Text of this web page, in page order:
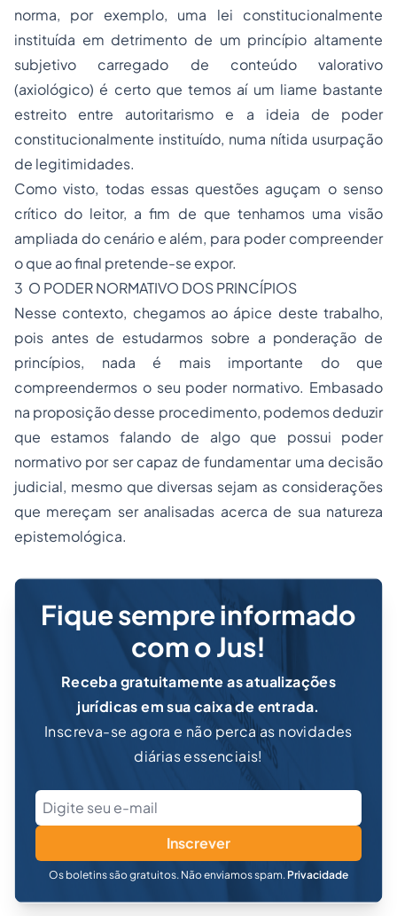
norma, por exemplo, uma lei constitucionalmente
instituída em detrimento de um princípio altamente
subjetivo carregado de conteúdo valorativo
(axiológico) é certo que temos aí um liame bastante
estreito entre autoritarismo e a ideia de poder
constitucionalmente instituído, numa nítida usurpação
de legitimidades.
Como visto, todas essas questões aguçam o senso
crítico do leitor, a fim de que tenhamos uma visão
ampliada do cenário e além, para poder compreender
o que ao final pretende-se expor.
3 O PODER NORMATIVO DOS PRINCÍPIOS
Nesse contexto, chegamos ao ápice deste trabalho,
pois antes de estudarmos sobre a ponderação de
princípios, nada é mais importante do que
compreendermos o seu poder normativo. Embasado
na proposição desse procedimento, podemos deduzir
que estamos falando de algo que possui poder
normativo por ser capaz de fundamentar uma decisão
judicial, mesmo que diversas sejam as considerações
que mereçam ser analisadas acerca de sua natureza
epistemológica.
Fique sempre informado
com o Jus!
Receba gratuitamente as atualizações
jurídicas em sua caixa de entrada.
Inscreva-se agora e não perca as novidades
diárias essenciais!
Inscrever
Os boletins são gratuitos. Não enviamos spam. Privacidade